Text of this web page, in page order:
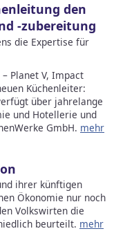
den
-zubereitung
die Expertise für
Planet V, Impact
Küchenleiter:
über jahrelange
und Hotellerie und
GmbH. mehr
ihrer künftigen
Ökonomie nur noch
Volkswirten die
beurteilt. mehr